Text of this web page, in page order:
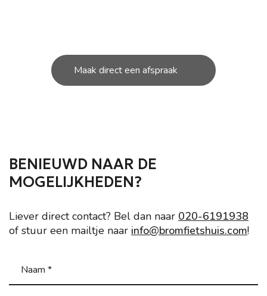
Maak direct een afspraak
BENIEUWD NAAR DE
MOGELIJKHEDEN?
Liever direct contact? Bel dan naar 020-6191938
of stuur een mailtje naar info@bromfietshuis.com!